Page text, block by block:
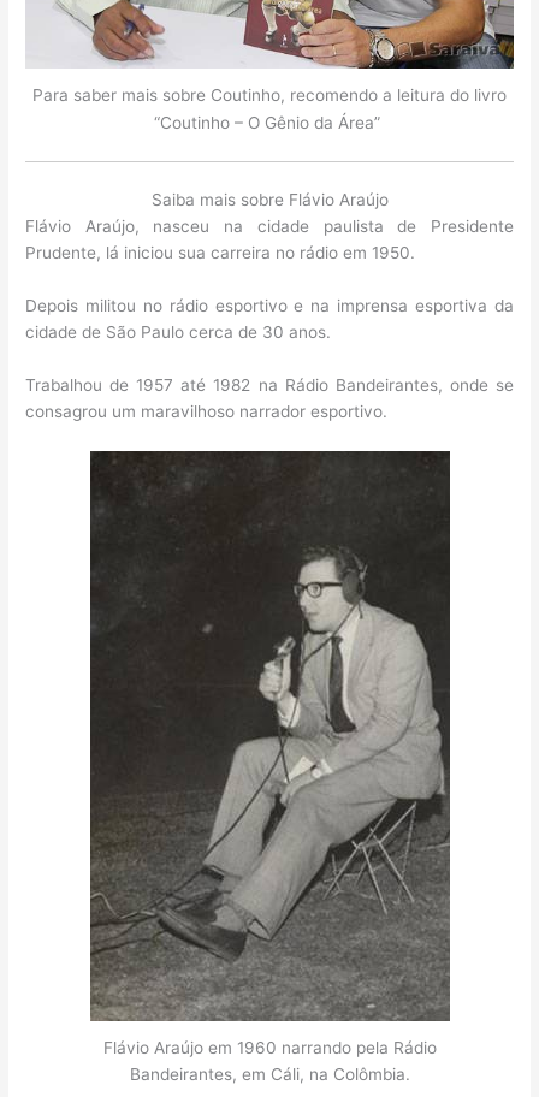
Para saber mais sobre Coutinho, recomendo a leitura do livro
“Coutinho – O Gênio da Área”
Saiba mais sobre Flávio Araújo
Flávio Araújo, nasceu na cidade paulista de Presidente
Prudente, lá iniciou sua carreira no rádio em 1950.
Depois militou no rádio esportivo e na imprensa esportiva da
cidade de São Paulo cerca de 30 anos.
Trabalhou de 1957 até 1982 na Rádio Bandeirantes, onde se
consagrou um maravilhoso narrador esportivo.
Flávio Araújo em 1960 narrando pela Rádio
Bandeirantes, em Cáli, na Colômbia.